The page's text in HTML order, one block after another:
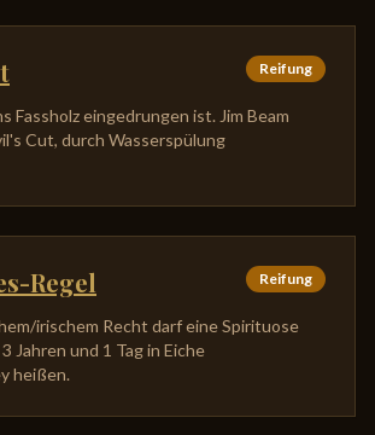
Reifung
Fassholz eingedrungen ist. Jim Beam
Cut, durch Wasserspülung
Regel Reifung
irischem Recht darf eine Spirituose
Jahren und 1 Tag in Eiche
heißen.